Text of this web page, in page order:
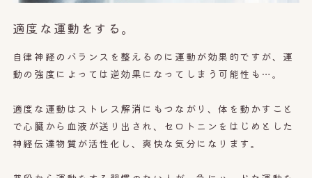
適度な運動をする。
自律神経のバランスを整えるのに運動が効果的ですが、運
動の強度によっては逆効果になってしまう可能性も…。
適度な運動はストレス解消にもつながり、体を動かすこと
で心臓から血液が送り出され、セロトニンをはじめとした
神経伝達物質が活性化し、爽快な気分になります。